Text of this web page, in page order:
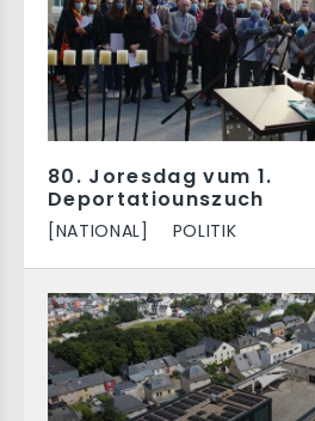
80. Joresdag vum 1.
Deportatiounszuch
[NATIONAL] POLITIK